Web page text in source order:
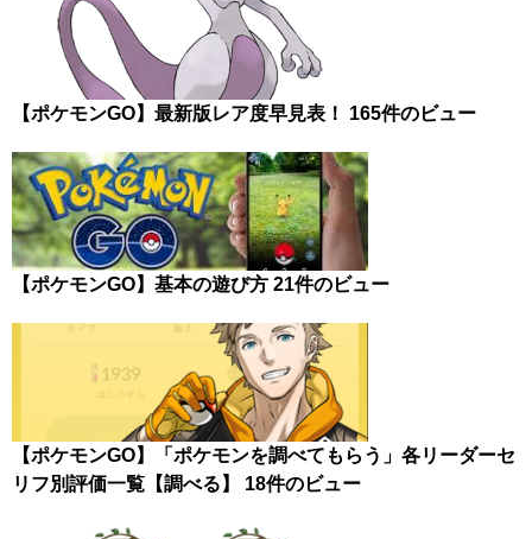
【ポケモンGO】最新版レア度早見表！ 165件のビュー
【ポケモンGO】基本の遊び方 21件のビュー
【ポケモンGO】「ポケモンを調べてもらう」各リーダーセ
リフ別評価一覧【調べる】
18件のビュー